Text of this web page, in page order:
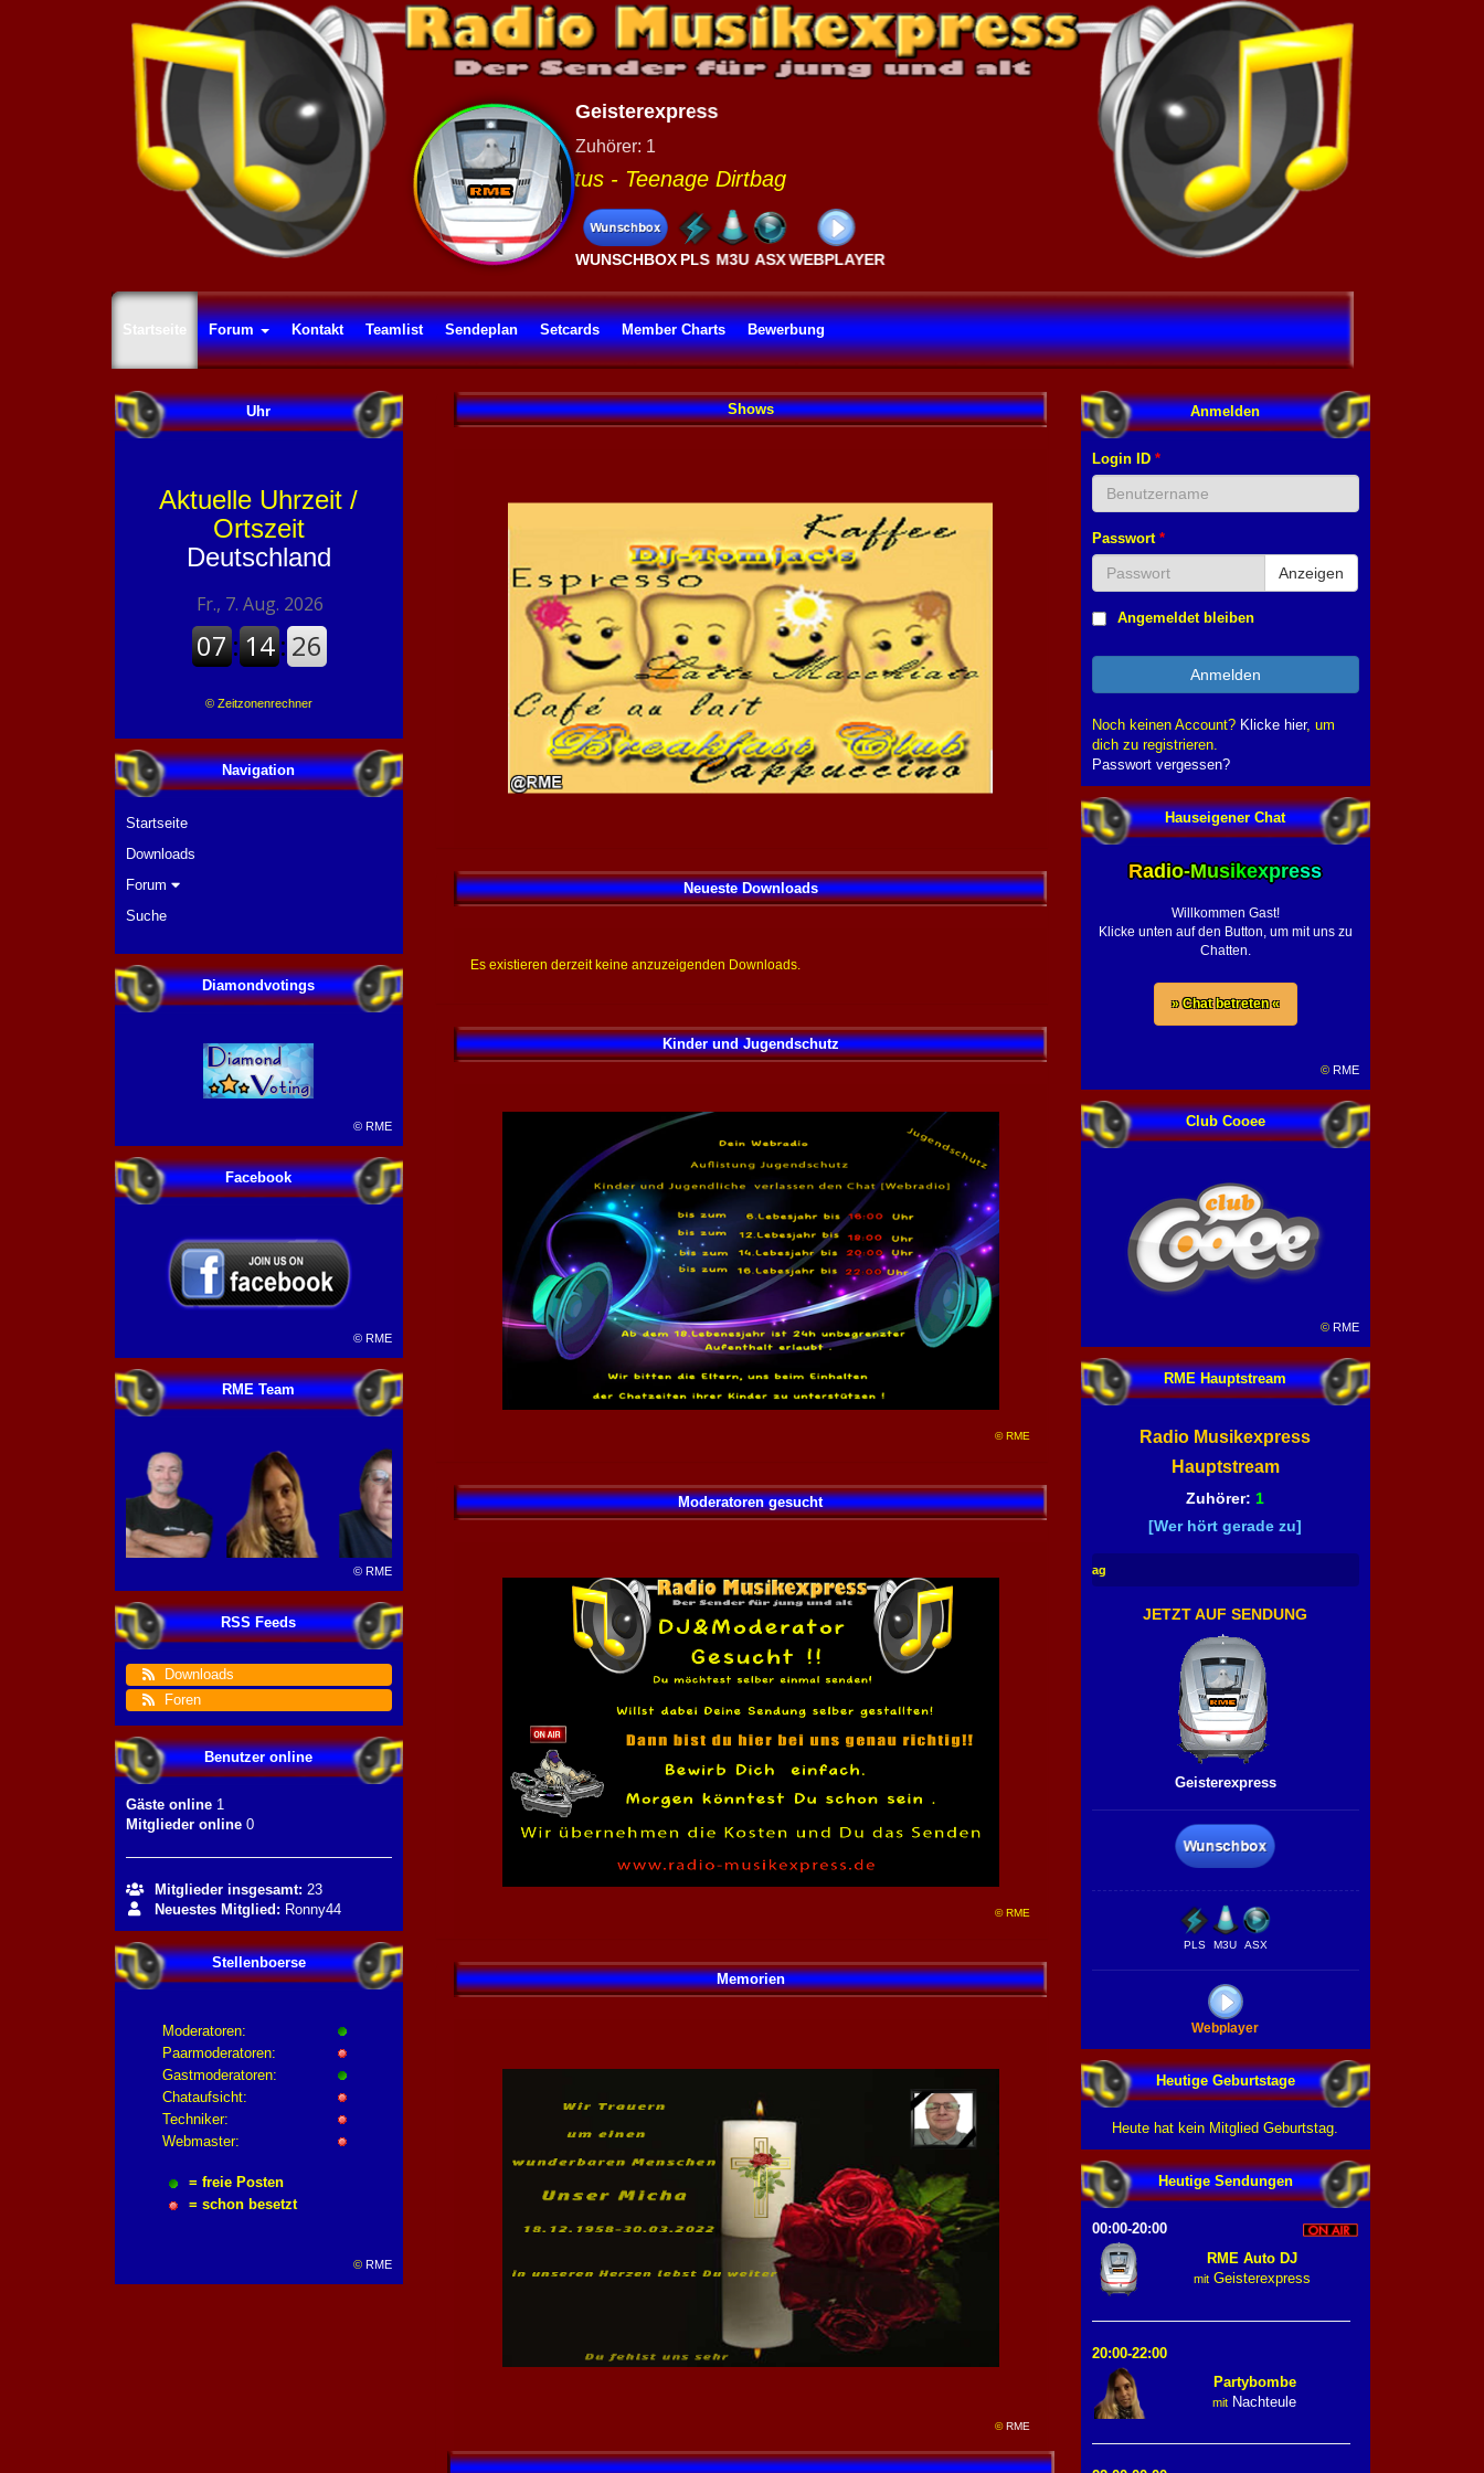
Startseite Forum Kontakt Teamlist Sendeplan Setcards Member Charts Bewerbung
Uhr
Aktuelle Uhrzeit /
Ortszeit
Deutschland
© Zeitzonenrechner
Navigation
Startseite
Downloads
Forum
Suche
Diamondvotings
© RME
Facebook
© RME
RME Team
© RME
RSS Feeds
Downloads
Foren
Benutzer online
Gäste online1
Mitglieder online0
Mitglieder insgesamt: 23
Neuestes Mitglied: Ronny44
Stellenboerse
Moderatoren:
Paarmoderatoren:
Gastmoderatoren:
Chataufsicht:
Techniker:
Webmaster:
= freie Posten
= schon besetzt
© RME
Shows
Neueste Downloads
Es existieren derzeit keine anzuzeigenden Downloads.
Kinder und Jugendschutz
© RME
Moderatoren gesucht
© RME
Memorien
©RME
Anmelden
Login ID*
Passwort*
Anzeigen
Angemeldet bleiben
Anmelden
Noch keinen Account? Klicke hier, um
dich zu registrieren.
Passwort vergessen?
Hauseigener Chat
Radio-Musikexpress
Willkommen Gast!
Klicke unten auf den Button, um mit uns zu
Chatten.
» Chat betreten «
© RME
Club Cooee
© RME
RME Hauptstream
Radio Musikexpress
Hauptstream
Zuhörer:1
[Wer hört gerade zu]
JETZT AUF SENDUNG
Geisterexpress
PLS M3U ASX
Webplayer
Heutige Geburtstage
Heute hat kein Mitglied Geburtstag.
Heutige Sendungen
00:00-20:00
RME Auto DJ
mit Geisterexpress
20:00-22:00
Partybombe
mit Nachteule